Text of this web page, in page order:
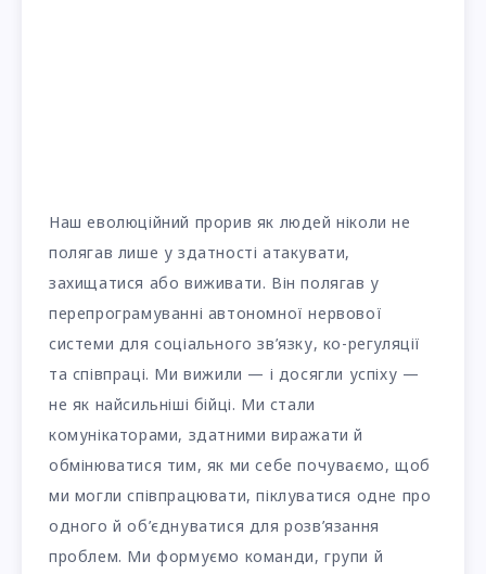
Наш еволюційний прорив як людей ніколи не
полягав лише у здатності атакувати,
захищатися або виживати. Він полягав у
перепрограмуванні автономної нервової
системи для соціального зв’язку, ко-регуляції
та співпраці. Ми вижили — і досягли успіху —
не як найсильніші бійці. Ми стали
комунікаторами, здатними виражати й
обмінюватися тим, як ми себе почуваємо, щоб
ми могли співпрацювати, піклуватися одне про
одного й об’єднуватися для розв’язання
проблем. Ми формуємо команди, групи й